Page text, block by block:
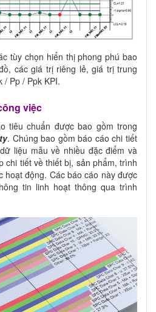
tùy chọn hiển thị phong phú bao
các giá trị riêng lẻ, giá trị trung
/ Pp / Ppk KPI.
việc
tiêu chuẩn được bao gồm trong
. Chúng bao gồm báo cáo chi tiết
liệu mẫu về nhiều đặc điểm và
chi tiết về thiết bị, sản phẩm, trình
hoạt động. Các báo cáo này được
tin linh hoạt thông qua trình